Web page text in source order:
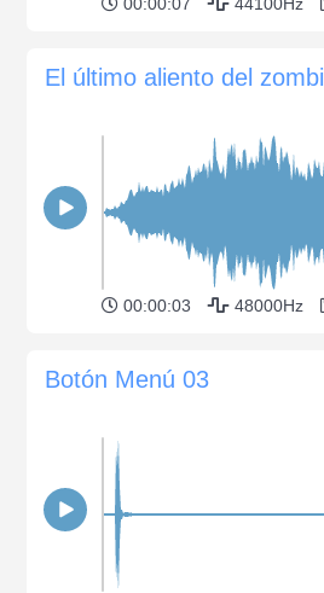
El último aliento del zombi
00:00:03 48000Hz
Botón Menú 03